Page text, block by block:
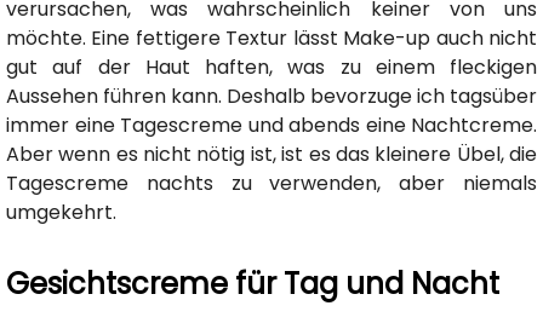
verursachen, was wahrscheinlich keiner von uns
möchte. Eine fettigere Textur lässt Make-up auch nicht
gut auf der Haut haften, was zu einem fleckigen
Aussehen führen kann. Deshalb bevorzuge ich tagsüber
immer eine Tagescreme und abends eine Nachtcreme.
Aber wenn es nicht nötig ist, ist es das kleinere Übel, die
Tagescreme nachts zu verwenden, aber niemals
umgekehrt.
Gesichtscreme für Tag und Nacht